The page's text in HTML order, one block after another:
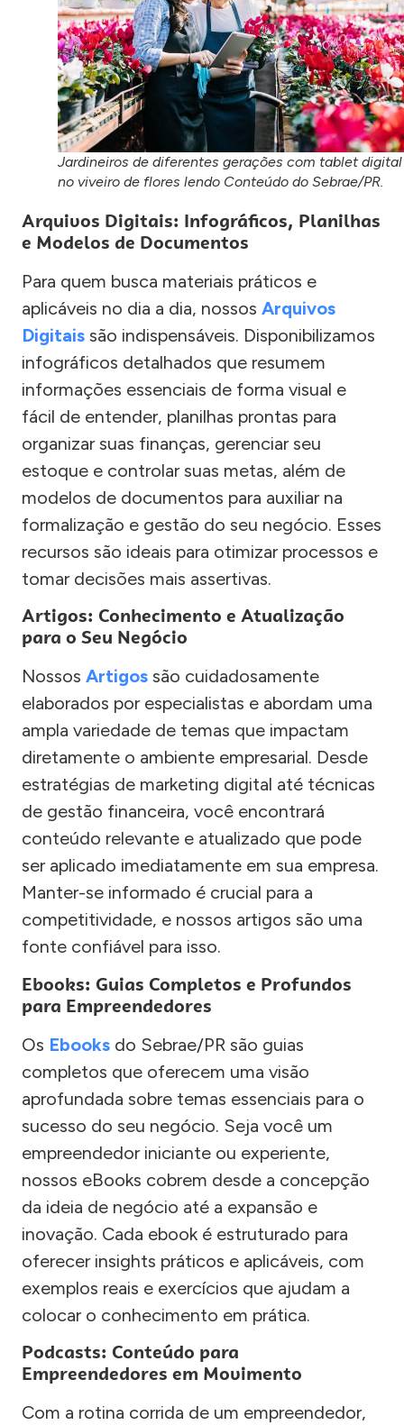
Jardineiros de diferentes gerações com tablet digital
no viveiro de flores lendo Conteúdo do Sebrae/PR.
Arquivos Digitais: Infográficos, Planilhas
e Modelos de Documentos
Para quem busca materiais práticos e
aplicáveis no dia a dia, nossos Arquivos
Digitais são indispensáveis. Disponibilizamos
infográficos detalhados que resumem
informações essenciais de forma visual e
fácil de entender, planilhas prontas para
organizar suas finanças, gerenciar seu
estoque e controlar suas metas, além de
modelos de documentos para auxiliar na
formalização e gestão do seu negócio. Esses
recursos são ideais para otimizar processos e
tomar decisões mais assertivas.
Artigos: Conhecimento e Atualização
para o Seu Negócio
Nossos Artigos são cuidadosamente
elaborados por especialistas e abordam uma
ampla variedade de temas que impactam
diretamente o ambiente empresarial. Desde
estratégias de marketing digital até técnicas
de gestão financeira, você encontrará
conteúdo relevante e atualizado que pode
ser aplicado imediatamente em sua empresa.
Manter-se informado é crucial para a
competitividade, e nossos artigos são uma
fonte confiável para isso.
Ebooks: Guias Completos e Profundos
para Empreendedores
Os Ebooks do Sebrae/PR são guias
completos que oferecem uma visão
aprofundada sobre temas essenciais para o
sucesso do seu negócio. Seja você um
empreendedor iniciante ou experiente,
nossos eBooks cobrem desde a concepção
da ideia de negócio até a expansão e
inovação. Cada ebook é estruturado para
oferecer insights práticos e aplicáveis, com
exemplos reais e exercícios que ajudam a
colocar o conhecimento em prática.
Podcasts: Conteúdo para
Empreendedores em Movimento
Com a rotina corrida de um empreendedor,